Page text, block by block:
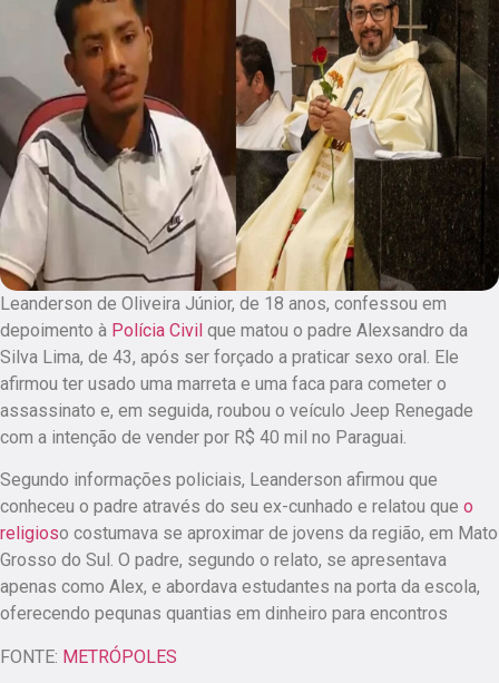
Leanderson de Oliveira Júnior, de 18 anos, confessou em
depoimento à Polícia Civil que matou o padre Alexsandro da
Silva Lima, de 43, após ser forçado a praticar sexo oral. Ele
afirmou ter usado uma marreta e uma faca para cometer o
assassinato e, em seguida, roubou o veículo Jeep Renegade
com a intenção de vender por R$ 40 mil no Paraguai.
Segundo informações policiais, Leanderson afirmou que
conheceu o padre através do seu ex-cunhado e relatou que o
religioso costumava se aproximar de jovens da região, em Mato
Grosso do Sul. O padre, segundo o relato, se apresentava
apenas como Alex, e abordava estudantes na porta da escola,
oferecendo pequnas quantias em dinheiro para encontros
FONTE: METRÓPOLES